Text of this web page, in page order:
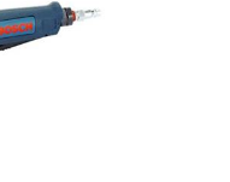
Professional
Professional
von